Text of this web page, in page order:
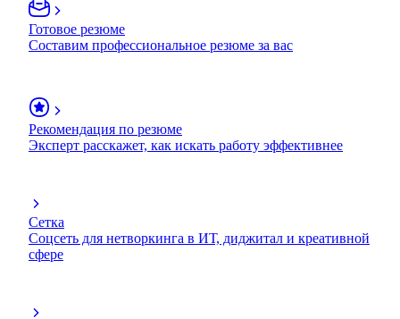
Готовое резюме
Составим профессиональное резюме за вас
Рекомендация по резюме
Эксперт расскажет, как искать работу эффективнее
Сетка
Соцсеть для нетворкинга в ИТ, диджитал и креативной
сфере